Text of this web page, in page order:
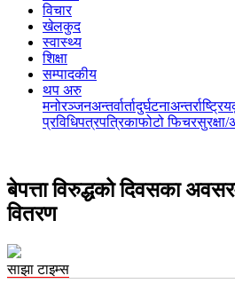
विचार
खेलकुद
स्वास्थ्य
शिक्षा
सम्पादकीय
थप अरु
मनोरञ्जनअन्तर्वार्तादुर्घटनाअन्तर्राष्ट्रिय
प्रविधिपत्रपत्रिकाफोटो फिचरसुरक्षा/
बेपत्ता विरुद्धको दिवसका
वितरण
साझा टाइम्स